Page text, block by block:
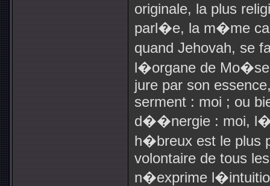
originale, la plus
parl�e, la m�me
quand Jehovah, se
l�organe de
jure par son
serment : moi ; ou
d��nergie : moi,
h�breux est le plus
volontaire de tous
n�exprime